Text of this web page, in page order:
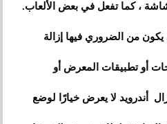
، كما تفعل في بعض الألعاب.
من الضروري فيها إزالة
أو تطبيقات المعرض أو
أندرويد لا يعرض خيارًا لوضع